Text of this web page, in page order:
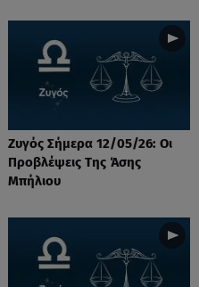
Ζυγός Σήμερα 12/05/26: Οι
Προβλέψεις Tης Άσης
Μπήλιου